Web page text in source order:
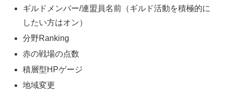
ギルドメンバー/連盟員名前（ギルド活動を積極的に
したい方はオン）
分野Ranking
赤の戦場の点数
積層型HPゲージ
地域変更